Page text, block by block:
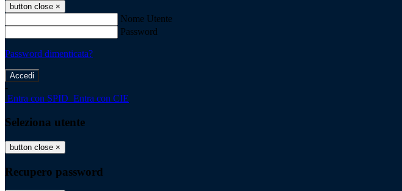
button close ×
Nome Utente
Password
Password dimenticata?
-
Entra con SPID Entra con CIE
Seleziona utente
button close ×
Recupero password